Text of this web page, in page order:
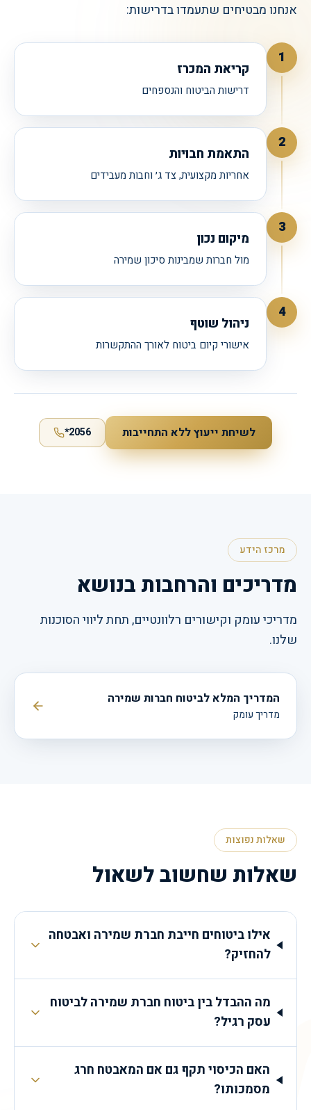
אנחנו מבטיחים שתעמדו בדרישות:
1
קריאת המכרז
דרישות הביטוח והנספחים
2
התאמת חבויות
אחריות מקצועית, צד ג׳ וחבות מעבידים
3
מיקום נכון
מול חברות שמבינות סיכון שמירה
4
ניהול שוטף
אישורי קיום ביטוח לאורך ההתקשרות
לשיחת ייעוץ ללא התחייבות *2056
מרכז הידע
מדריכים והרחבות בנושא
מדריכי עומק וקישורים רלוונטיים, תחת ליווי הסוכנות
שלנו.
המדריך המלא לביטוח חברות שמירה
מדריך עומק
שאלות נפוצות
שאלות שחשוב לשאול
אילו ביטוחים חייבת חברת שמירה ואבטחה
להחזיק?
מה ההבדל בין ביטוח חברת שמירה לביטוח
עסק רגיל?
האם הכיסוי תקף גם אם המאבטח חרג
מסמכותו?